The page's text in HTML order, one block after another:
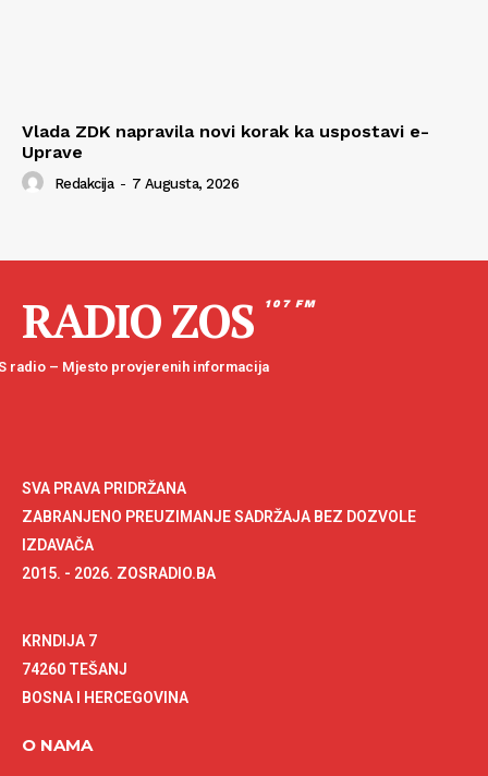
Vlada ZDK napravila novi korak ka uspostavi e-
Uprave
Redakcija - 7 Augusta, 2026
RADIO ZOS 107 FM
radio – Mjesto provjerenih informacija
SVA PRAVA PRIDRŽANA
ZABRANJENO PREUZIMANJE SADRŽAJA BEZ DOZVOLE
IZDAVAČA
2015. - 2026. ZOSRADIO.BA
KRNDIJA 7
74260 TEŠANJ
BOSNA I HERCEGOVINA
O NAMA